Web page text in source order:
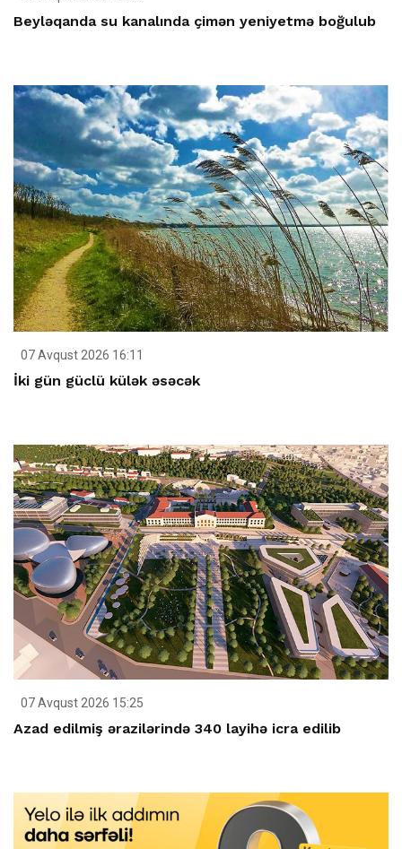
Beyləqanda su kanalında çimən yeniyetmə boğulub
07 Avqust 2026 16:11
İki gün güclü külək əsəcək
07 Avqust 2026 15:25
Azad edilmiş ərazilərində 340 layihə icra edilib